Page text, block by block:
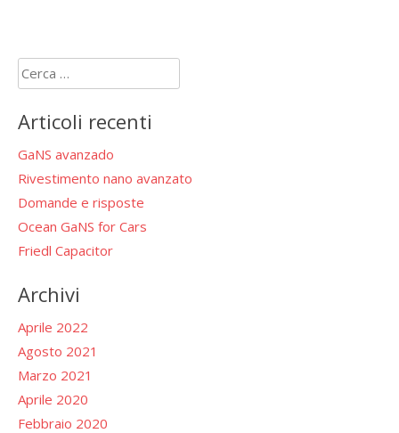
Ricerca
per:
Articoli recenti
GaNS avanzado
Rivestimento nano avanzato
Domande e risposte
Ocean GaNS for Cars
Friedl Capacitor
Archivi
Aprile 2022
Agosto 2021
Marzo 2021
Aprile 2020
Febbraio 2020